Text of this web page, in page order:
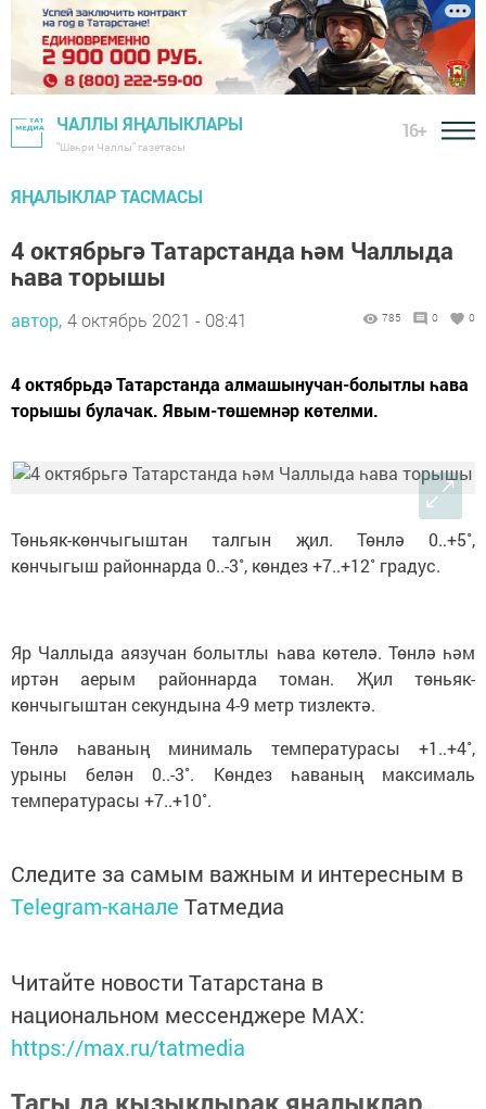
ЧАЛЛЫ ЯҢАЛЫКЛАРЫ
"Шәһри Чаллы" газетасы
16+
ЯҢАЛЫКЛАР ТАСМАСЫ
4 октябрьгә Татарстанда һәм Чаллыда
һава торышы
автор, 4 октябрь 2021 - 08:41 785 0 0
4 октябрьдә Татарстанда алмашынучан-болытлы һава
торышы булачак. Явым-төшемнәр көтелми.
Төньяк-көнчыгыштан талгын җил. Төнлә 0..+5˚,
көнчыгыш районнарда 0..-3˚, көндез +7..+12˚ градус.
Яр Чаллыда аязучан болытлы һава көтелә. Төнлә һәм
иртән аерым районнарда томан. Җил төньяк-
көнчыгыштан секундына 4-9 метр тизлектә.
Төнлә һаваның минималь температурасы +1..+4˚,
урыны белән 0..-3˚. Көндез һаваның максималь
температурасы +7..+10˚.
Следите за самым важным и интересным в
Telegram-канале Татмедиа
Читайте новости Татарстана в
национальном мессенджере MАХ:
https://max.ru/tatmedia